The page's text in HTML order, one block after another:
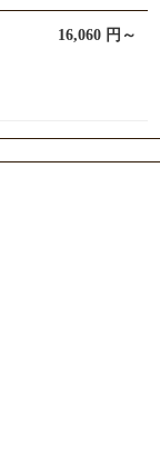
16,060 円～